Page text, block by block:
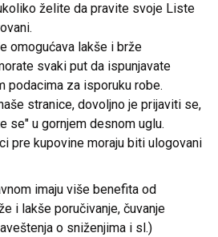
želite da pravite svoje Liste
omogućava lakše i brže
svaki put da ispunjavate
podacima za isporuku robe.
stranice, dovoljno je prijaviti se,
se" u gornjem desnom uglu.
pre kupovine moraju biti ulogovani
imaju više benefita od
i lakše poručivanje, čuvanje
o sniženjima i sl.)